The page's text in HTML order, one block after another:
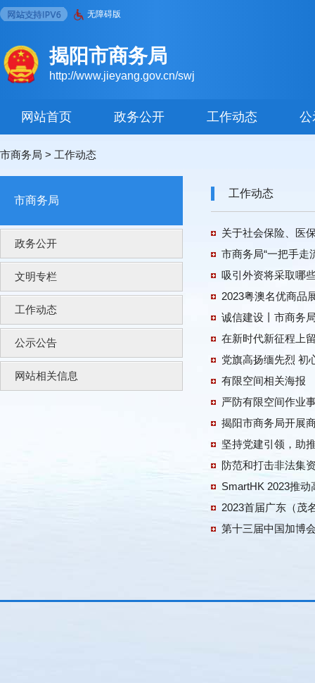
无障碍版
揭阳市商务局
http://www.jieyang.gov.cn/swj
网站首页 政务公开 工作动态 公
市商务局 > 工作动态
市商务局
政务公开
文明专栏
工作动态
公示公告
网站相关信息
工作动态
关于社会保险、医
市商务局“一把手走
吸引外资将采取哪
2023粤澳名优商品
诚信建设丨市商务
在新时代新征程上
党旗高扬缅先烈 初
有限空间相关海报
严防有限空间作业
揭阳市商务局开展
防范和打击非法集
SmartHK 2023推
2023首届广东（茂
第十三届中国加博